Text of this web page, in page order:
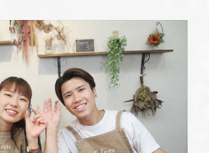
ついて
事例
資料請求
第2・第4火曜日・毎週水曜日
※祝日の場合は営業
TEL.0564-74-8033
10:00〜18:30
火曜日・水曜日
※祝日の場合は営業
TEL.059-392-6577